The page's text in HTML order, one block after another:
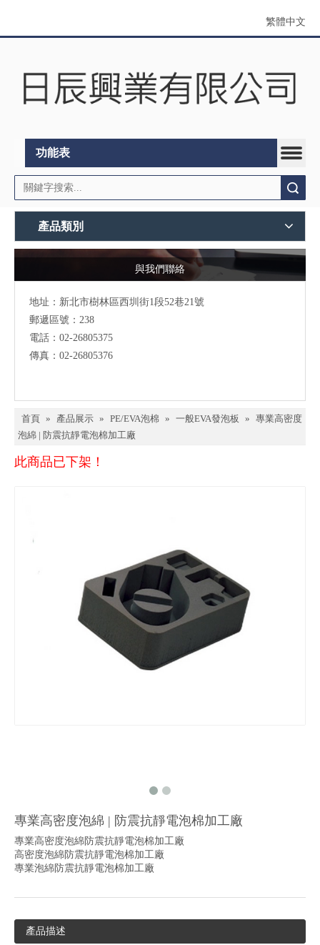
繁體中文
功能表
產品類別
與我們聯絡
地址： 新北市樹林區西圳街1段52巷21號
郵遞區號：238
電話：02-26805375
傳真：02-26805376
首頁 » 產品展示 » PE/EVA泡棉 » 一般EVA發泡板 » 專業高密度
泡綿 | 防震抗靜電泡棉加工廠
此商品已下架！
專業高密度泡綿 | 防震抗靜電泡棉加工廠
專業高密度泡綿防震抗靜電泡棉加工廠
高密度泡綿防震抗靜電泡棉加工廠
專業泡綿防震抗靜電泡棉加工廠
產品描述